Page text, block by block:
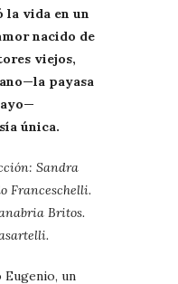
la vida en un
nacido de
viejos,
payasa
única.
Sandra
Franceschelli.
Britos.
Eugenio, un